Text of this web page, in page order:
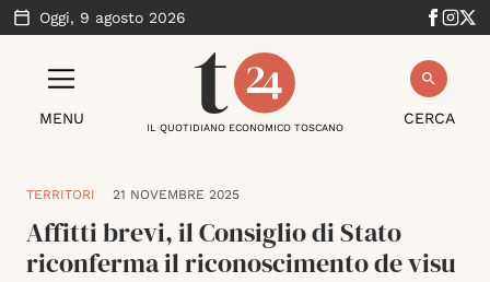
Oggi, 9 agosto 2026
MENU CERCA
IL QUOTIDIANO ECONOMICO TOSCANO
TERRITORI 21 NOVEMBRE 2025
Affitti brevi, il Consiglio di Stato
riconferma il riconoscimento de visu